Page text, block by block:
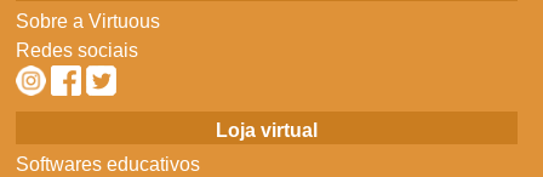
Sobre a Virtuous
Redes sociais
Loja virtual
Softwares educativos